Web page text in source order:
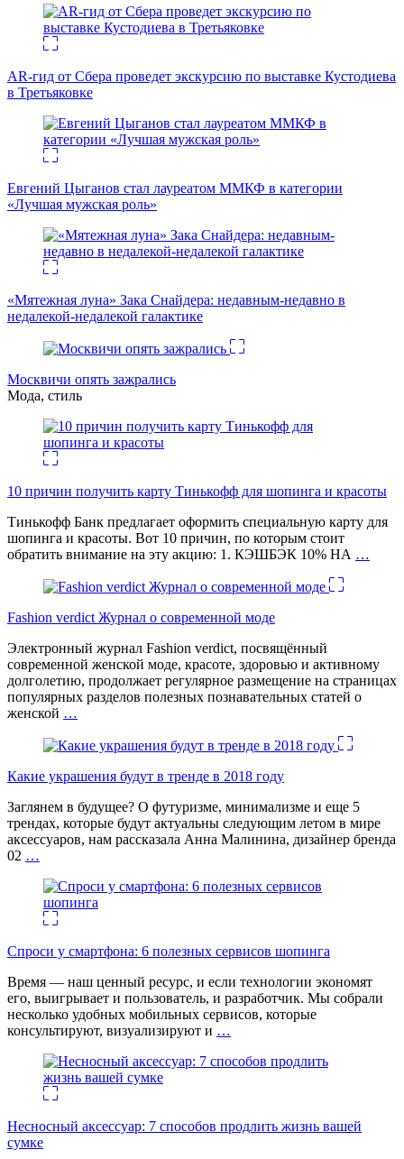
AR-гид от Сбера проведет экскурсию по выставке Кустодиева
в Третьяковке
Евгений Цыганов стал лауреатом ММКФ в категории
«Лучшая мужская роль»
«Мятежная луна» Зака Снайдера: недавным-недавно в
недалекой-недалекой галактике
Москвичи опять зажрались
Мода, стиль
10 причин получить карту Тинькофф для шопинга и красоты
Тинькофф Банк предлагает оформить специальную карту для
шопинга и красоты. Вот 10 причин, по которым стоит
обратить внимание на эту акцию: 1. КЭШБЭК 10% НА …
Fashion verdict Журнал о современной моде
Электронный журнал Fashion verdict, посвящённый
современной женской моде, красоте, здоровью и активному
долголетию, продолжает регулярное размещение на страницах
популярных разделов полезных познавательных статей о
женской …
Какие украшения будут в тренде в 2018 году
Заглянем в будущее? О футуризме, минимализме и еще 5
трендах, которые будут актуальны следующим летом в мире
аксессуаров, нам рассказала Анна Малинина, дизайнер бренда
02 …
Спроси у смартфона: 6 полезных cервисов шопинга
Время — наш ценный ресурс, и если технологии экономят
его, выигрывает и пользователь, и разработчик. Мы собрали
несколько удобных мобильных сервисов, которые
консультируют, визуализируют и …
Несносный аксессуар: 7 способов продлить жизнь вашей
сумке